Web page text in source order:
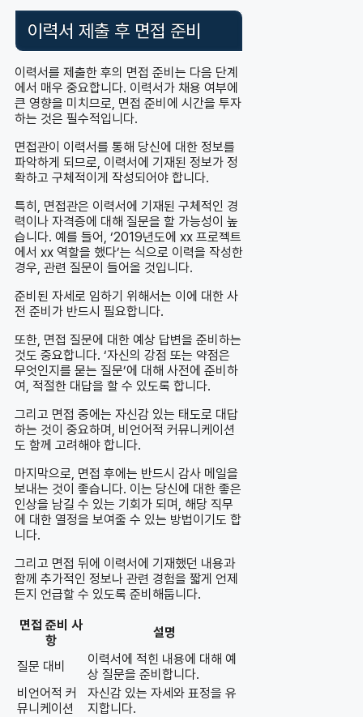
이력서 제출 후 면접 준비
이력서를 제출한 후의 면접 준비는 다음 단계
에서 매우 중요합니다. 이력서가 채용 여부에
큰 영향을 미치므로, 면접 준비에 시간을 투자
하는 것은 필수적입니다.
면접관이 이력서를 통해 당신에 대한 정보를
파악하게 되므로, 이력서에 기재된 정보가 정
확하고 구체적이게 작성되어야 합니다.
특히, 면접관은 이력서에 기재된 구체적인 경
력이나 자격증에 대해 질문을 할 가능성이 높
습니다. 예를 들어, ‘2019년도에 xx 프로젝트
에서 xx 역할을 했다’는 식으로 이력을 작성한
경우, 관련 질문이 들어올 것입니다.
준비된 자세로 임하기 위해서는 이에 대한 사
전 준비가 반드시 필요합니다.
또한, 면접 질문에 대한 예상 답변을 준비하는
것도 중요합니다. ‘자신의 강점 또는 약점은
무엇인지를 묻는 질문’에 대해 사전에 준비하
여, 적절한 대답을 할 수 있도록 합니다.
그리고 면접 중에는 자신감 있는 태도로 대답
하는 것이 중요하며, 비언어적 커뮤니케이션
도 함께 고려해야 합니다.
마지막으로, 면접 후에는 반드시 감사 메일을
보내는 것이 좋습니다. 이는 당신에 대한 좋은
인상을 남길 수 있는 기회가 되며, 해당 직무
에 대한 열정을 보여줄 수 있는 방법이기도 합
니다.
그리고 면접 뒤에 이력서에 기재했던 내용과
함께 추가적인 정보나 관련 경험을 짧게 언제
든지 언급할 수 있도록 준비해둡니다.
면접 준비 사
항
설명
질문 대비
이력서에 적힌 내용에 대해 예
상 질문을 준비합니다.
비언어적 커
뮤니케이션
자신감 있는 자세와 표정을 유
지합니다.